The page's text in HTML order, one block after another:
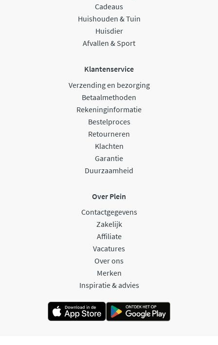
Cadeaus
Huishouden & Tuin
Huisdier
Afvallen & Sport
Klantenservice
Verzending en bezorging
Betaalmethoden
Rekeninginformatie
Bestelproces
Retourneren
Klachten
Garantie
Duurzaamheid
Over Plein
Contactgegevens
Zakelijk
Affiliate
Vacatures
Over ons
Merken
Inspiratie & advies